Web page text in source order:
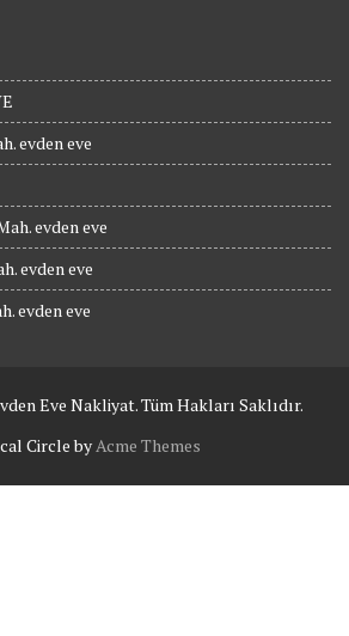
evden eve
evden eve
evden eve
evden eve
Eve Nakliyat. Tüm Hakları Saklıdır.
Circle by Acme Themes